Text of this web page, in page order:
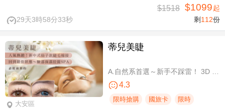
29天3時58分32秒
$1518 $1099起
剩 112份
大安區
蒂兒美睫
4.3
限時搶購 國旅卡 限時